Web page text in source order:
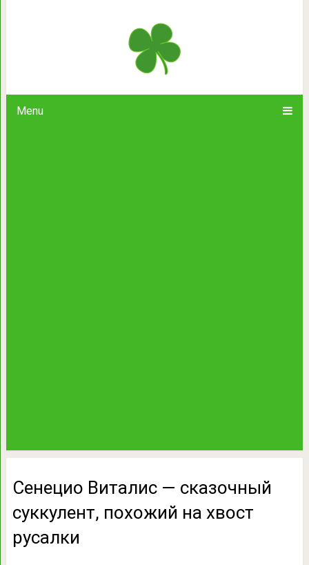
Menu
Сенецио Виталис — сказочный
Сенецио Виталис — сказочный
суккулент, похожий на хвост
русалки